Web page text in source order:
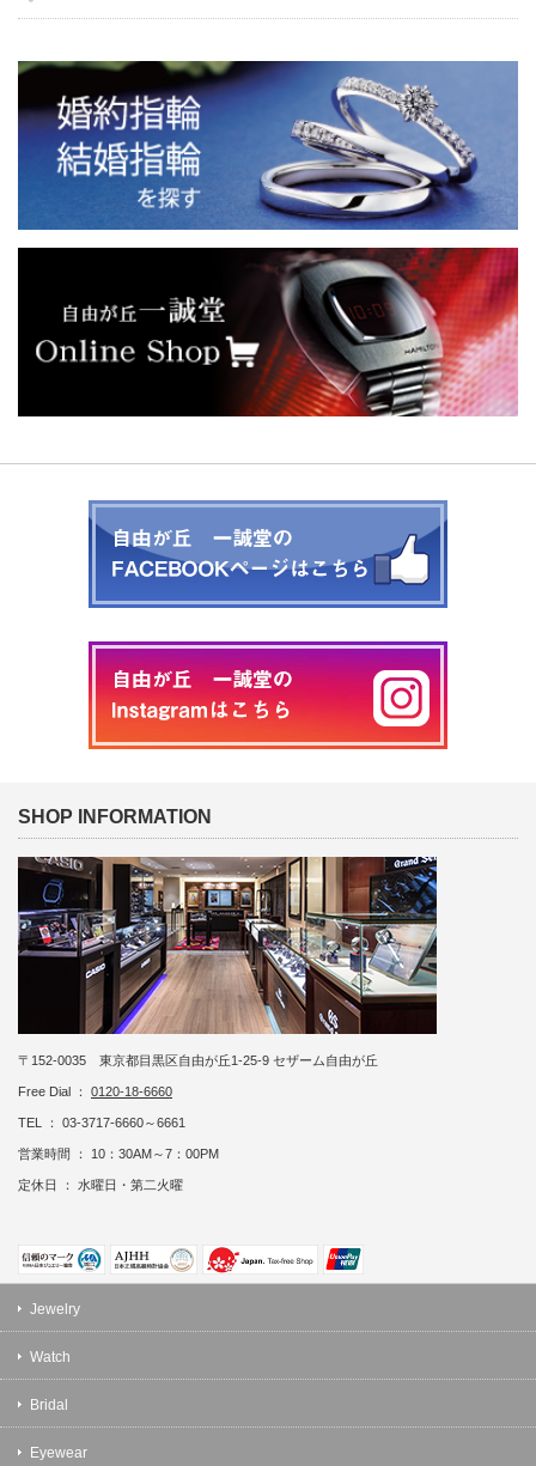
SHOP INFORMATION
〒152-0035 東京都目黒区自由が丘1-25-9 セザーム自由が丘
Free Dial ： 0120-18-6660
TEL ： 03-3717-6660～6661
営業時間 ： 10：30AM～7：00PM
定休日 ： 水曜日・第二火曜
Jewelry
Watch
Bridal
Eyewear